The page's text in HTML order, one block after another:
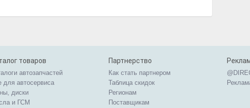
товаров
автозапчастей
для автосервиса
диски
и ГСМ
Партнерство
Как стать партнером
Таблица скидок
Регионам
Поставщикам